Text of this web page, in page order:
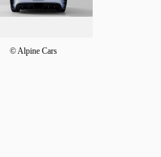
© Alpine Cars